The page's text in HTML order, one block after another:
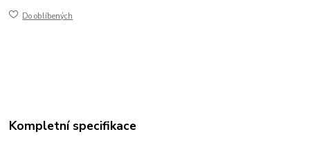
Do oblíbených
Kompletní specifikace